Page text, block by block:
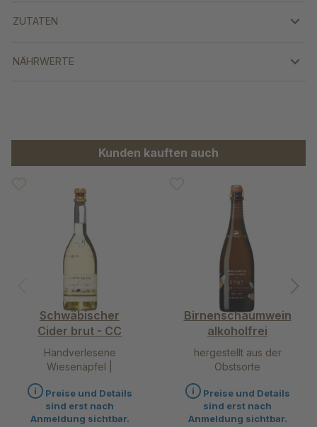
ZUTATEN
NÄHRWERTE
Produktgalerie überspringenKunden kauften auch
Schwäbischer
Cider brut - CC
Handverlesene
Wiesenäpfel |
Preise und Details
sind erst nach
Anmeldung sichtbar.
Birnenschaumwein
alkoholfrei
hergestellt aus der
Obstsorte
Champagner Bratbirne
Preise und Details
sind erst nach
Anmeldung sichtbar.